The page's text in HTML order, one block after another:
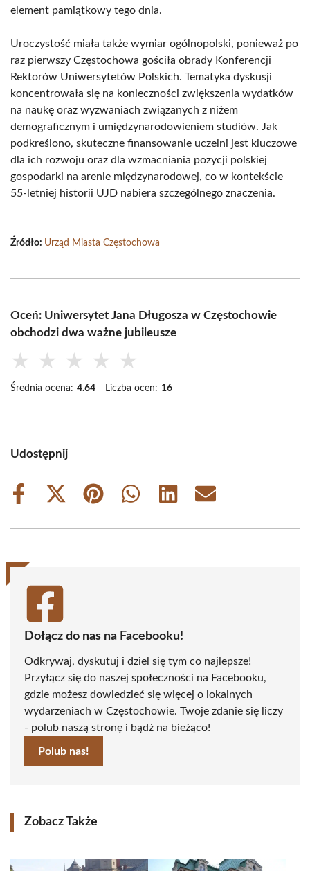
element pamiątkowy tego dnia.
Uroczystość miała także wymiar ogólnopolski, ponieważ po
raz pierwszy Częstochowa gościła obrady Konferencji
Rektorów Uniwersytetów Polskich. Tematyka dyskusji
koncentrowała się na konieczności zwiększenia wydatków
na naukę oraz wyzwaniach związanych z niżem
demograficznym i umiędzynarodowieniem studiów. Jak
podkreślono, skuteczne finansowanie uczelni jest kluczowe
dla ich rozwoju oraz dla wzmacniania pozycji polskiej
gospodarki na arenie międzynarodowej, co w kontekście
55-letniej historii UJD nabiera szczególnego znaczenia.
Źródło: Urząd Miasta Częstochowa
Oceń: Uniwersytet Jana Długosza w Częstochowie
obchodzi dwa ważne jubileusze
★ ★ ★ ★ ★
Średnia ocena: 4.64 Liczba ocen: 16
Udostępnij
Share
Share
(Twitter)
Share
Share
Share
Share
Dołącz do nas na Facebooku!
Odkrywaj, dyskutuj i dziel się tym co najlepsze!
Przyłącz się do naszej społeczności na Facebooku,
gdzie możesz dowiedzieć się więcej o lokalnych
wydarzeniach w Częstochowie. Twoje zdanie się liczy
- polub naszą stronę i bądź na bieżąco!
Polub nas!
Zobacz Także